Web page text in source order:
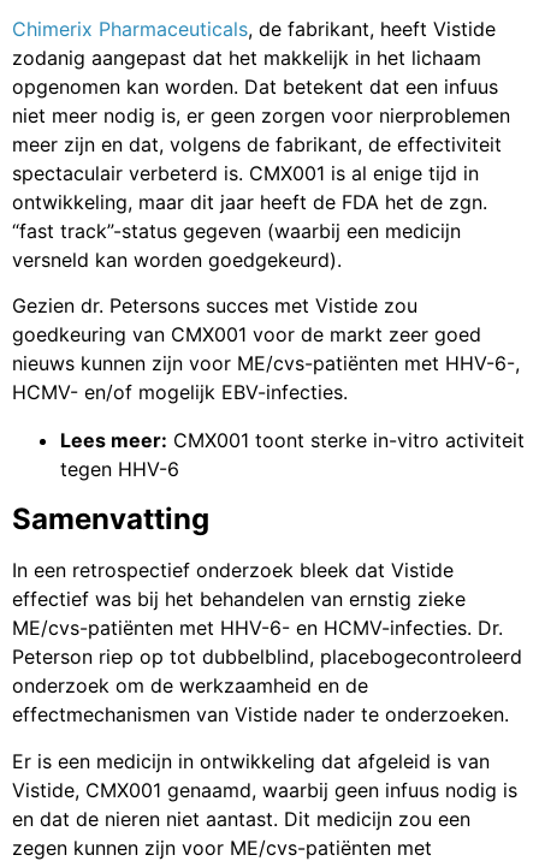
Chimerix Pharmaceuticals, de fabrikant, heeft Vistide
zodanig aangepast dat het makkelijk in het lichaam
opgenomen kan worden. Dat betekent dat een infuus
niet meer nodig is, er geen zorgen voor nierproblemen
meer zijn en dat, volgens de fabrikant, de effectiviteit
spectaculair verbeterd is. CMX001 is al enige tijd in
ontwikkeling, maar dit jaar heeft de FDA het de zgn.
“fast track”-status gegeven (waarbij een medicijn
versneld kan worden goedgekeurd).
Gezien dr. Petersons succes met Vistide zou
goedkeuring van CMX001 voor de markt zeer goed
nieuws kunnen zijn voor ME/cvs-patiënten met HHV-6-,
HCMV- en/of mogelijk EBV-infecties.
Lees meer: CMX001 toont sterke in-vitro activiteit
tegen HHV-6
Samenvatting
In een retrospectief onderzoek bleek dat Vistide
effectief was bij het behandelen van ernstig zieke
ME/cvs-patiënten met HHV-6- en HCMV-infecties. Dr.
Peterson riep op tot dubbelblind, placebogecontroleerd
onderzoek om de werkzaamheid en de
effectmechanismen van Vistide nader te onderzoeken.
Er is een medicijn in ontwikkeling dat afgeleid is van
Vistide, CMX001 genaamd, waarbij geen infuus nodig is
en dat de nieren niet aantast. Dit medicijn zou een
zegen kunnen zijn voor ME/cvs-patiënten met